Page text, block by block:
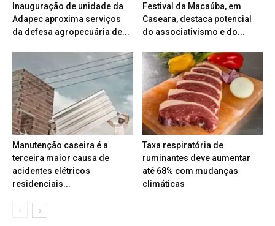
Inauguração de unidade da
Adapec aproxima serviços
da defesa agropecuária de...
Festival da Macaúba, em
Caseara, destaca potencial
do associativismo e do...
Manutenção caseira é a
terceira maior causa de
acidentes elétricos
residenciais...
Taxa respiratória de
ruminantes deve aumentar
até 68% com mudanças
climáticas